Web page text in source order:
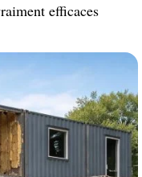
efficaces